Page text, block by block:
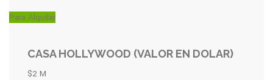
Para Alquilar
CASA HOLLYWOOD (VALOR EN DOLAR)
$2 M